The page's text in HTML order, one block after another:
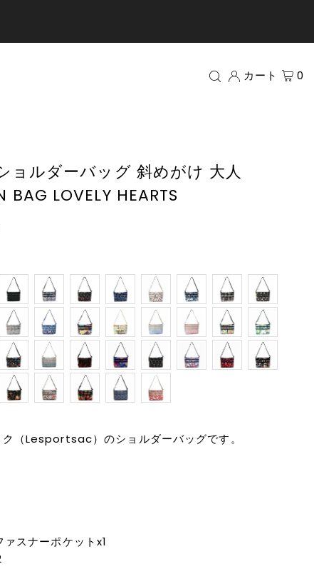
カート 0
ョルダーバッグ 斜めがけ 大人
LOVELY HEARTS
（Lesportsac）のショルダーバッグです。
スナーポケットx1